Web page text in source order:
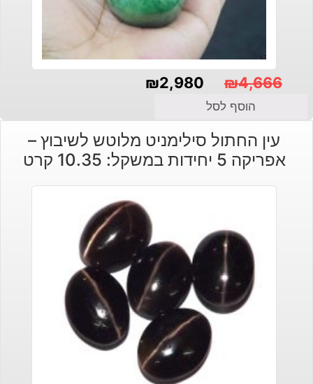
₪4,666
המקורי
היה:
₪4,666.
₪2,980
הנוכחי
הוא:
₪2,980.
הוסף לסל
עין החתול סילימניט מלוטש לשיבוץ –
אפריקה 5 יחידות במשקל: 10.35 קרט